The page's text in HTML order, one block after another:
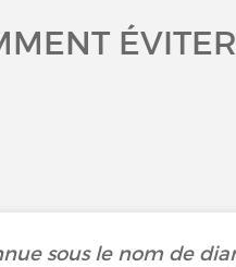
sous le nom de